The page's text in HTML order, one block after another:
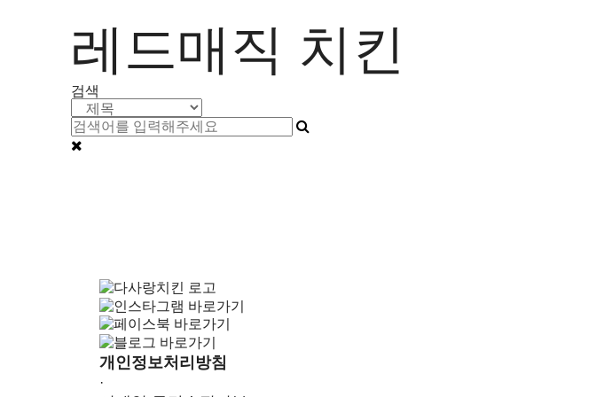
레드매직 치킨
검색
개인정보처리방침
·